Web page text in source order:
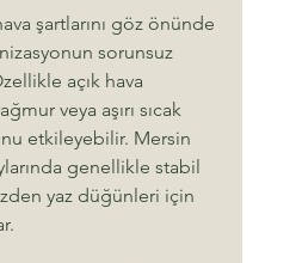
şartlarını göz önünde
sorunsuz
açık hava
veya aşırı sıcak
etkileyebilir. Mersin
genellikle stabil
yaz düğünleri için